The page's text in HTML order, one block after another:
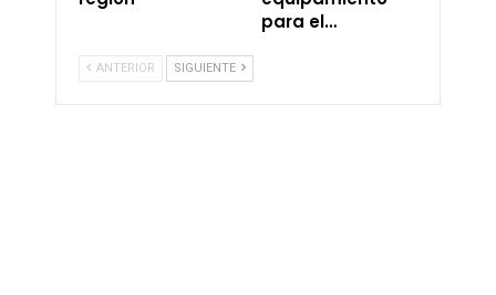
para el…
ANTERIOR SIGUIENTE